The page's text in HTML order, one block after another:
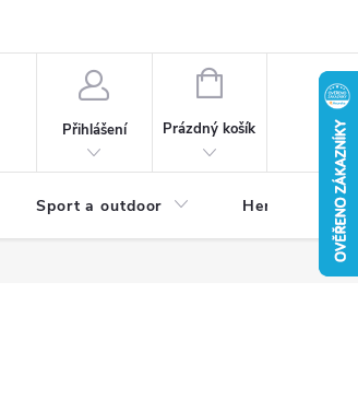
Přihlášení
NÁKUPNÍ
Prázdný košík
Sport a outdoor Herní zóna